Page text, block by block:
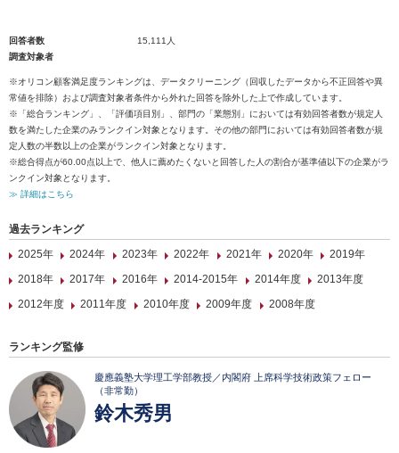
回答者数
15,111人
調査対象者
※オリコン顧客満足度ランキングは、データクリーニング（回収したデータから不正回答や異
常値を排除）および調査対象者条件から外れた回答を除外した上で作成しています。
※「総合ランキング」、「評価項目別」、部門の「業態別」においては有効回答者数が規定人
数を満たした企業のみランクイン対象となります。その他の部門においては有効回答者数が規
定人数の半数以上の企業がランクイン対象となります。
※総合得点が60.00点以上で、他人に薦めたくないと回答した人の割合が基準値以下の企業がラ
ンクイン対象となります。
≫ 詳細はこちら
過去ランキング
2025年
2024年 2023年 2022年 2021年 2020年
2019年
2018年
2017年 2016年 2014-2015年 2014年度
2013年度
2012年度
2011年度 2010年度 2009年度 2008年度
ランキング監修
慶應義塾大学理工学部教授／内閣府 上席科学技術政策フェロー
（非常勤）
鈴木秀男